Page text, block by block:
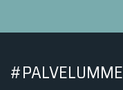
#PALVELUMME